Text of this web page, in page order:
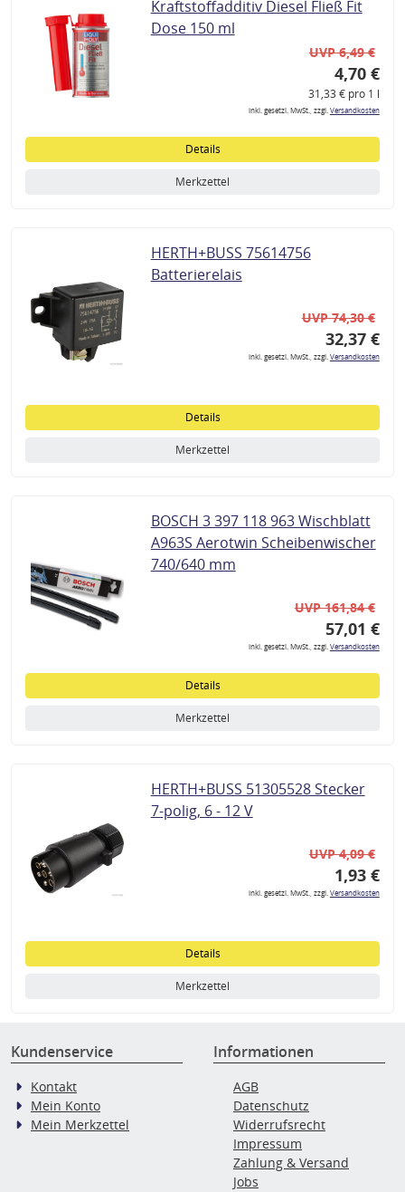
Kraftstoffadditiv Diesel Fließ Fit
Dose 150 ml
UVP 6,49 €
4,70 €
31,33 € pro 1 l
inkl. gesetzl. MwSt., zzgl.Versandkosten
Details
Merkzettel
HERTH+BUSS 75614756
Batterierelais
UVP 74,30 €
32,37 €
inkl. gesetzl. MwSt., zzgl.Versandkosten
Details
Merkzettel
BOSCH 3 397 118 963 Wischblatt
A963S Aerotwin Scheibenwischer
740/640 mm
UVP 161,84 €
57,01 €
inkl. gesetzl. MwSt., zzgl.Versandkosten
Details
Merkzettel
HERTH+BUSS 51305528 Stecker
7-polig, 6 - 12 V
UVP 4,09 €
1,93 €
inkl. gesetzl. MwSt., zzgl.Versandkosten
Details
Merkzettel
Kundenservice
Kontakt
Mein Konto
Mein Merkzettel
Informationen
AGB
Datenschutz
Widerrufsrecht
Impressum
Zahlung & Versand
Jobs